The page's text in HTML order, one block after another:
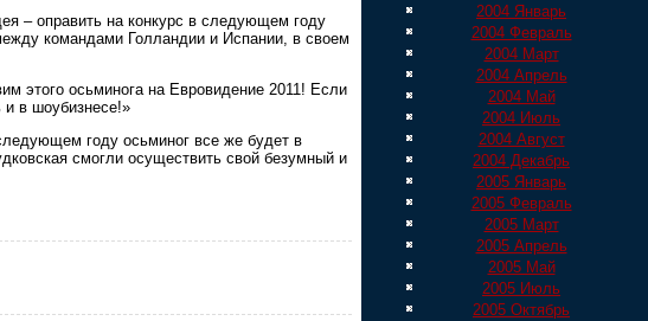
– оправить на конкурс в следующем году
командами Голландии и Испании, в своем
этого осьминога на Евровидение 2011! Если
и в шоубизнесе!»
году осьминог все же будет в
смогли осуществить свой безумный и
2004 Январь
2004 Февраль
2004 Март
2004 Апрель
2004 Май
2004 Июль
2004 Август
2004 Декабрь
2005 Январь
2005 Февраль
2005 Март
2005 Апрель
2005 Май
2005 Июль
2005 Октябрь